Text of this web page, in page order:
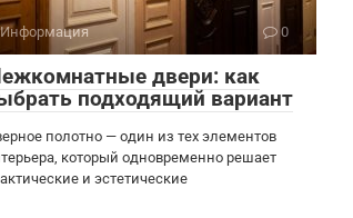
Информация 0
двери: как
подходящий вариант
полотно — один из тех элементов
который одновременно решает
и эстетические